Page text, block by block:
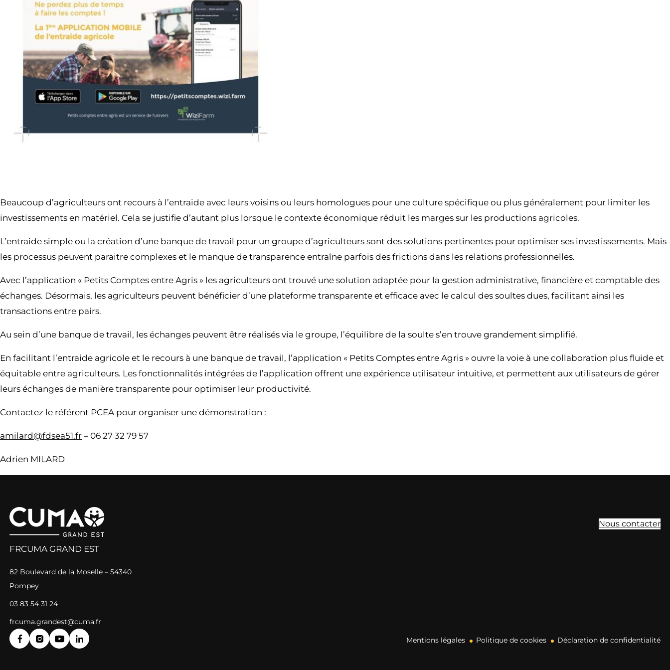
Beaucoup d’agriculteurs ont recours à l’entraide avec leurs voisins ou leurs homologues pour une culture spécifique ou plus généralement pour limiter les
investissements en matériel. Cela se justifie d’autant plus lorsque le contexte économique réduit les marges sur les productions agricoles.
L’entraide simple ou la création d’une banque de travail pour un groupe d’agriculteurs sont des solutions pertinentes pour optimiser ses investissements. Mais
les processus peuvent paraitre complexes et le manque de transparence entraîne parfois des frictions dans les relations professionnelles.
Avec l’application « Petits Comptes entre Agris » les agriculteurs ont trouvé une solution adaptée pour la gestion administrative, financière et comptable des
échanges. Désormais, les agriculteurs peuvent bénéficier d’une plateforme transparente et efficace avec le calcul des soultes dues, facilitant ainsi les
transactions entre pairs.
Au sein d’une banque de travail, les échanges peuvent être réalisés via le groupe, l’équilibre de la soulte s’en trouve grandement simplifié.
En facilitant l’entraide agricole et le recours à une banque de travail, l’application « Petits Comptes entre Agris » ouvre la voie à une collaboration plus fluide et
équitable entre agriculteurs. Les fonctionnalités intégrées de l’application offrent une expérience utilisateur intuitive, et permettent aux utilisateurs de gérer
leurs échanges de manière transparente pour optimiser leur productivité.
Contactez le référent PCEA pour organiser une démonstration :
amilard@fdsea51.fr – 06 27 32 79 57
Adrien MILARD
Nous contacter
FRCUMA GRAND EST
82 Boulevard de la Moselle – 54340
Pompey
03 83 54 31 24
frcuma.grandest@cuma.fr
Mentions légales Politique de cookies Déclaration de confidentialité